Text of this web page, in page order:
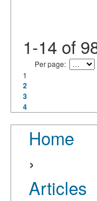
1-14 of
Per page:
1
2
3
4
Home
›
Articles